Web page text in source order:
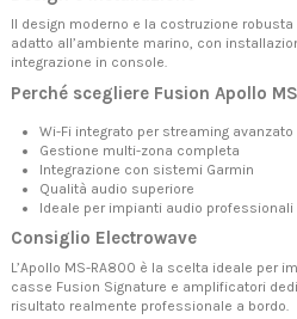
Il design moderno e la costruzione robusta
adatto all’ambiente marino, con
integrazione in console.
Perché scegliere Fusion Apollo
Wi-Fi integrato per streaming avanzato
Gestione multi-zona completa
Integrazione con sistemi Garmin
Qualità audio superiore
Ideale per impianti audio professionali
Consiglio Electrowave
L’Apollo MS-RA800 è la scelta ideale per
casse Fusion Signature e amplificatori
risultato realmente professionale a bordo.